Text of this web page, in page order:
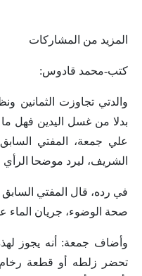
المزيد من المشاركات
كتب-محمد قادوس:
والدتي تجاوزت الثمانين
بدلا من غسل اليدين فهل ما
علي جمعة، المفتي
الشريف، ليرد موضحا
في رده، قال المفتي
صحة الوضوء، جريان الماء
وأضاف جمعة: أنه يجوز
تحضر زلطه أو قطعة رخام